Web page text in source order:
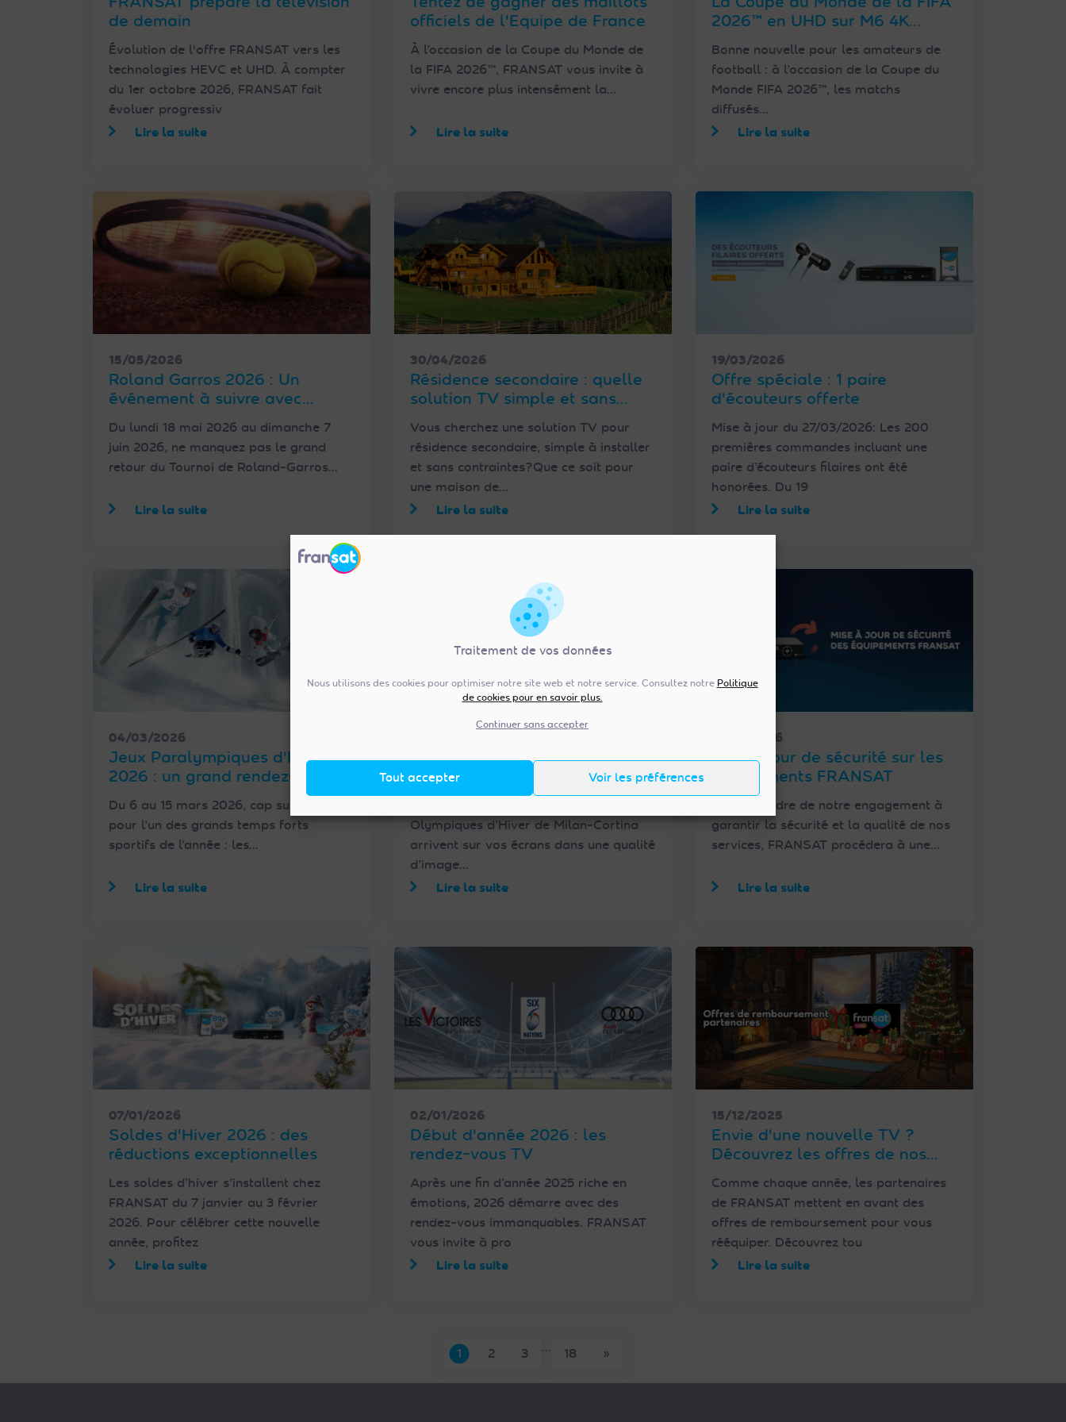
Traitement de vos données
Nous utilisons des cookies pour optimiser notre site web et notre service. Consultez notre Politique
de cookies pour en savoir plus.
Continuer sans accepter
Tout accepter Voir les préférences
de demain
Évolution de l'offre FRANSAT vers les
technologies HEVC et UHD. À compter
du 1er octobre 2026, FRANSAT fait
évoluer progressiv
Lire la suite
officiels de l'Equipe de France
À l’occasion de la Coupe du Monde de
la FIFA 2026™, FRANSAT vous invite à
vivre encore plus intensément la…
Lire la suite
2026™ en UHD sur M6 4K
partout en France via
FRANSAT
Bonne nouvelle pour les amateurs de
football : à l’occasion de la Coupe du
Monde FIFA 2026™, les matchs
diffusés…
Lire la suite
15/05/2026
Roland Garros 2026 : Un
événement à suivre avec
France télévisions et FRANSAT
Du lundi 18 mai 2026 au dimanche 7
juin 2026, ne manquez pas le grand
retour du Tournoi de Roland-Garros…
Lire la suite
30/04/2026
Résidence secondaire : quelle
solution TV simple et sans
abonnement avec FRANSAT ?
Vous cherchez une solution TV pour
résidence secondaire, simple à installer
et sans contraintes?Que ce soit pour
une maison de…
Lire la suite
19/03/2026
Offre spéciale : 1 paire
d'écouteurs offerte
Mise à jour du 27/03/2026: Les 200
premières commandes incluant une
paire d’écouteurs filaires ont été
honorées. Du 19
Lire la suite
04/03/2026
Jeux Paralympiques d'hiver
2026 : un grand rendez-vous à
suivre sur France 2 et France 3
avec FRANSAT
Du 6 au 15 mars 2026, cap sur l’Italie
pour l’un des grands temps forts
sportifs de l’année : les…
Lire la suite
Vibrez pour les Jeux
Olympiques d'hiver 2026 en
4K-UHD sur France 2 UHD
partout en via FRANSAT
Olympiques d’Hiver de Milan-Cortina
arrivent sur vos écrans dans une qualité
d’image…
Lire la suite
15/01/2026
Mise à jour de sécurité sur les
équipements FRANSAT
Dans le cadre de notre engagement à
garantir la sécurité et la qualité de nos
services, FRANSAT procédera à une…
Lire la suite
07/01/2026
Soldes d'Hiver 2026 : des
réductions exceptionnelles
Les soldes d’hiver s’installent chez
FRANSAT du 7 janvier au 3 février
2026. Pour célébrer cette nouvelle
année, profitez
Lire la suite
02/01/2026
Début d'année 2026 : les
rendez-vous TV
Après une fin d’année 2025 riche en
émotions, 2026 démarre avec des
rendez-vous immanquables. FRANSAT
vous invite à pro
Lire la suite
15/12/2025
Envie d'une nouvelle TV ?
Découvrez les offres de nos
Comme chaque année, les partenaires
de FRANSAT mettent en avant des
offres de remboursement pour vous
rééquiper. Découvrez tou
Lire la suite
1 2 3 … 18 »Page suivante